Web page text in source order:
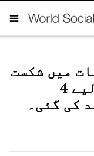
میں شکست
کو بزور طاقت روکنے کے لیے 4
کی گئی۔